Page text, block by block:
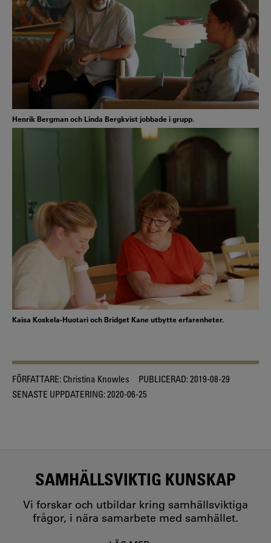
Henrik Bergman och Linda Bergkvist jobbade i grupp.
Kaisa Koskela-Huotari och Bridget Kane utbytte erfarenheter.
FÖRFATTARE: Christina Knowles PUBLICERAD:2019-08-29
SENASTE UPPDATERING:2020-06-25
SAMHÄLLSVIKTIG KUNSKAP
Vi forskar och utbildar kring samhällsviktiga
frågor, i nära samarbete med samhället.